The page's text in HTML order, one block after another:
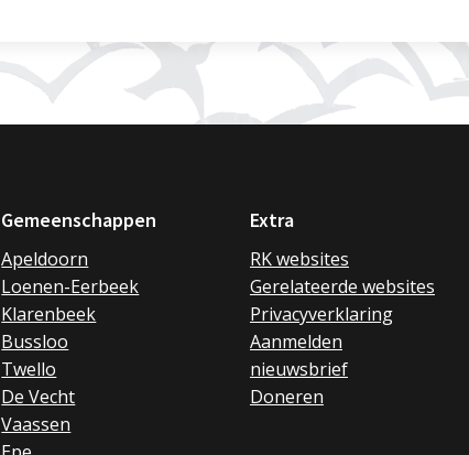
Gemeenschappen
Apeldoorn
Loenen-Eerbeek
Klarenbeek
Bussloo
Twello
De Vecht
Vaassen
Extra
RK websites
Gerelateerde websites
Privacyverklaring
Aanmelden
nieuwsbrief
Doneren